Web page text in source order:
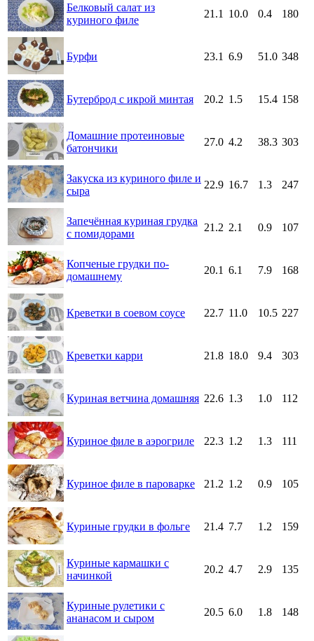
Белковый салат из
куриного филе
21.1 10.0 0.4 180
Бурфи 23.1 6.9 51.0 348
Бутерброд с икрой минтая 20.2 1.5 15.4 158
Домашние протеиновые
батончики
27.0 4.2 38.3 303
Закуска из куриного филе и
сыра
22.9 16.7 1.3 247
Запечённая куриная грудка
с помидорами
21.2 2.1 0.9 107
Копченые грудки по-
домашнему
20.1 6.1 7.9 168
Креветки в соевом соусе 22.7 11.0 10.5 227
Креветки карри 21.8 18.0 9.4 303
Куриная ветчина домашняя 22.6 1.3 1.0 112
Куриное филе в аэрогриле 22.3 1.2 1.3 111
Куриное филе в пароварке 21.2 1.2 0.9 105
Куриные грудки в фольге 21.4 7.7 1.2 159
Куриные кармашки с
начинкой
20.2 4.7 2.9 135
Куриные рулетики с
ананасом и сыром
20.5 6.0 1.8 148